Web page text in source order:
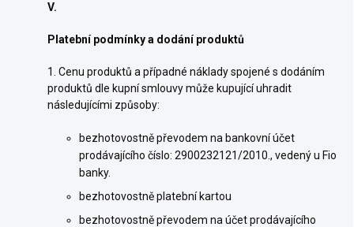
V.
Platební podmínky a dodání produktů
1. Cenu produktů a případné náklady spojené s dodáním
produktů dle kupní smlouvy může kupující uhradit
následujícími způsoby:
bezhotovostně převodem na bankovní účet
prodávajícího číslo: 2900232121/2010., vedený u Fio
banky.
bezhotovostně platební kartou
bezhotovostně převodem na účet prodávajícího